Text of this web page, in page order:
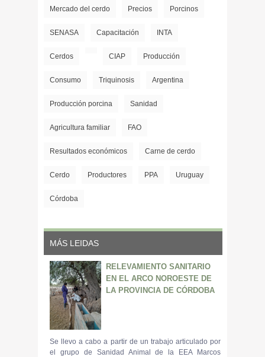
Mercado del cerdo Precios Porcinos
SENASA Capacitación INTA
Cerdos CIAP Producción
Consumo Triquinosis Argentina
Producción porcina Sanidad
Agricultura familiar FAO
Resultados económicos Carne de cerdo
Cerdo Productores PPA Uruguay
Córdoba
MÁS LEIDAS
RELEVAMIENTO SANITARIO
EN EL ARCO NOROESTE DE
LA PROVINCIA DE CÓRDOBA
Se llevo a cabo a partir de un trabajo articulado por
el grupo de Sanidad Animal de la EEA Marcos